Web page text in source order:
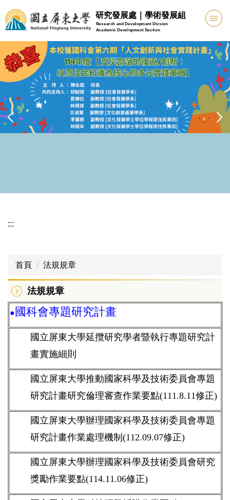
跳
到
主
內
容
區
研究發展處｜學術發展組
Research and Development Divsion
Academic Development Section
:::
首頁 法規規章
法規規章
● 國科會專題研究計畫
國立屏東大學延攬研究學者暨執行專題研究計
畫實施細則
國立屏東大學推動國家科學及技術委員會專題
研究計畫研究倫理審查作業要點(111.8.11修正)
國立屏東大學辦理國家科學及技術委員會專題
研究計畫作業處理機制(112.09.07修正)
國立屏東大學辦理國家科學及技術委員會研究
獎勵作業要點(114.11.06修正)